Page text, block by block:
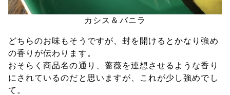
カシス＆バニラ
どちらのお味もそうですが、封を開けるとかなり強め
の香りが伝わります。
おそらく商品名の通り、薔薇を連想させるような香り
にされているのだと思いますが、これが少し強めでし
て。